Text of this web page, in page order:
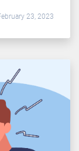
23, 2023